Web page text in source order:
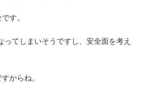
す。
てしまいそうですし、安全面を考え
からね。